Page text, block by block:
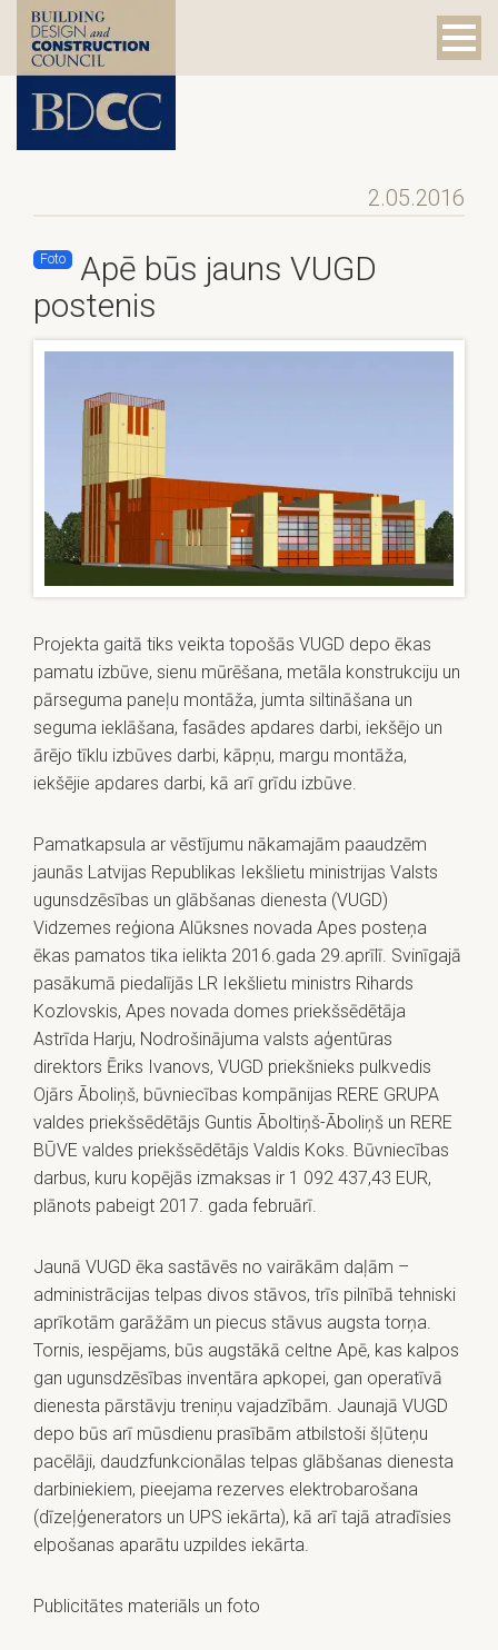
2.05.2016
Foto
Apē būs jauns VUGD
postenis
Projekta gaitā tiks veikta topošās VUGD depo ēkas
pamatu izbūve, sienu mūrēšana, metāla konstrukciju un
pārseguma paneļu montāža, jumta siltināšana un
seguma ieklāšana, fasādes apdares darbi, iekšējo un
ārējo tīklu izbūves darbi, kāpņu, margu montāža,
iekšējie apdares darbi, kā arī grīdu izbūve.
Pamatkapsula ar vēstījumu nākamajām paaudzēm
jaunās Latvijas Republikas Iekšlietu ministrijas Valsts
ugunsdzēsības un glābšanas dienesta (VUGD)
Vidzemes reģiona Alūksnes novada Apes posteņa
ēkas pamatos tika ielikta 2016.gada 29.aprīlī. Svinīgajā
pasākumā piedalījās LR Iekšlietu ministrs Rihards
Kozlovskis, Apes novada domes priekšsēdētāja
Astrīda Harju, Nodrošinājuma valsts aģentūras
direktors Ēriks Ivanovs, VUGD priekšnieks pulkvedis
Ojārs Āboliņš, būvniecības kompānijas RERE GRUPA
valdes priekšsēdētājs Guntis Āboltiņš-Āboliņš un RERE
BŪVE valdes priekšsēdētājs Valdis Koks. Būvniecības
darbus, kuru kopējās izmaksas ir 1 092 437,43 EUR,
plānots pabeigt 2017. gada februārī.
Jaunā VUGD ēka sastāvēs no vairākām daļām –
administrācijas telpas divos stāvos, trīs pilnībā tehniski
aprīkotām garāžām un piecus stāvus augsta torņa.
Tornis, iespējams, būs augstākā celtne Apē, kas kalpos
gan ugunsdzēsības inventāra apkopei, gan operatīvā
dienesta pārstāvju treniņu vajadzībām. Jaunajā VUGD
depo būs arī mūsdienu prasībām atbilstoši šļūteņu
pacēlāji, daudzfunkcionālas telpas glābšanas dienesta
darbiniekiem, pieejama rezerves elektrobarošana
(dīzeļģenerators un UPS iekārta), kā arī tajā atradīsies
elpošanas aparātu uzpildes iekārta.
Publicitātes materiāls un foto